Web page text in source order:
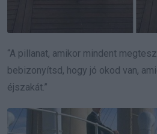
“A pillanat, amikor mindent
bebizonyítsd, hogy jó okod van,
éjszakát.”